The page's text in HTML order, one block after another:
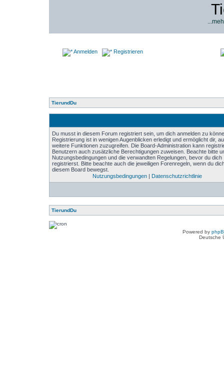
Anmelden Registrieren
TierundDu
Du musst in diesem Forum registriert sein, um dich anmelden zu
Registrierung ist in wenigen Augenblicken erledigt und ermöglicht dir,
weitere Funktionen zuzugreifen. Die Board-Administration kann
Benutzern auch zusätzliche Berechtigungen zuweisen. Beachte bitte
Nutzungsbedingungen und die verwandten Regelungen, bevor du dich
registrierst. Bitte beachte auch die jeweiligen Forenregeln, wenn du
diesem Board bewegst.
Nutzungsbedingungen| Datenschutzrichtlinie
TierundDu
Powered by
Deutsche